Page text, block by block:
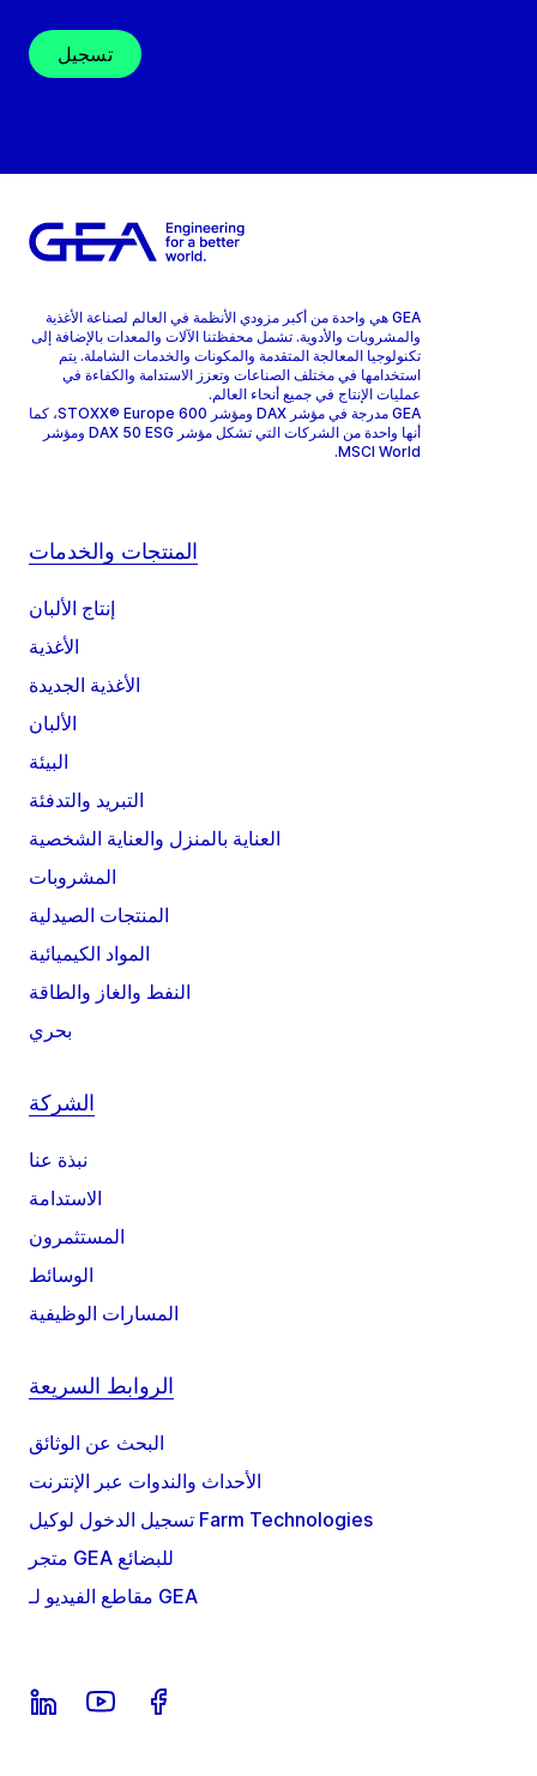
تسجيل
GEA هي واحدة من أكبر مزودي الأنظمة في العالم لصناعة الأغذية
والمشروبات والأدوية. تشمل محفظتنا الآلات والمعدات بالإضافة إلى
تكنولوجيا المعالجة المتقدمة والمكونات والخدمات الشاملة. يتم
استخدامها في مختلف الصناعات وتعزز الاستدامة والكفاءة في
عمليات الإنتاج في جميع أنحاء العالم.
GEA مدرجة في مؤشر DAX ومؤشر STOXX® Europe 600، كما
أنها واحدة من الشركات التي تشكل مؤشر DAX 50 ESG ومؤشر
MSCI World.
المنتجات والخدمات
إنتاج الألبان
الأغذية
الأغذية الجديدة
الألبان
البيئة
التبريد والتدفئة
العناية بالمنزل والعناية الشخصية
المشروبات
المنتجات الصيدلية
المواد الكيميائية
النفط والغاز والطاقة
بحري
الشركة
نبذة عنا
الاستدامة
المستثمرون
الوسائط
المسارات الوظيفية
الروابط السريعة
البحث عن الوثائق
الأحداث والندوات عبر الإنترنت
تسجيل الدخول لوكيل Farm Technologies
متجر GEA للبضائع
مقاطع الفيديو لـ GEA